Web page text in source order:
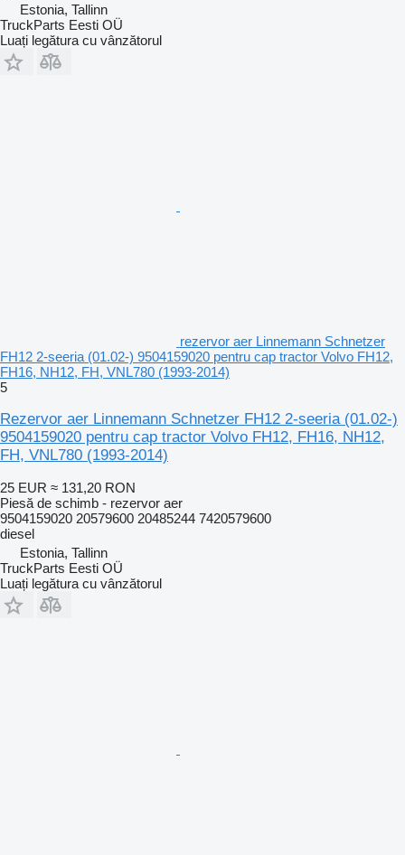
Estonia, Tallinn
TruckParts Eesti OÜ
Luați legătura cu vânzătorul
rezervor aer Linnemann Schnetzer
FH12 2-seeria (01.02-) 9504159020 pentru cap tractor Volvo FH12,
FH16, NH12, FH, VNL780 (1993-2014)
5
Rezervor aer Linnemann Schnetzer FH12 2-seeria (01.02-)
9504159020 pentru cap tractor Volvo FH12, FH16, NH12,
FH, VNL780 (1993-2014)
25 EUR ≈ 131,20 RON
Piesă de schimb - rezervor aer
9504159020 20579600 20485244 7420579600
diesel
Estonia, Tallinn
TruckParts Eesti OÜ
Luați legătura cu vânzătorul